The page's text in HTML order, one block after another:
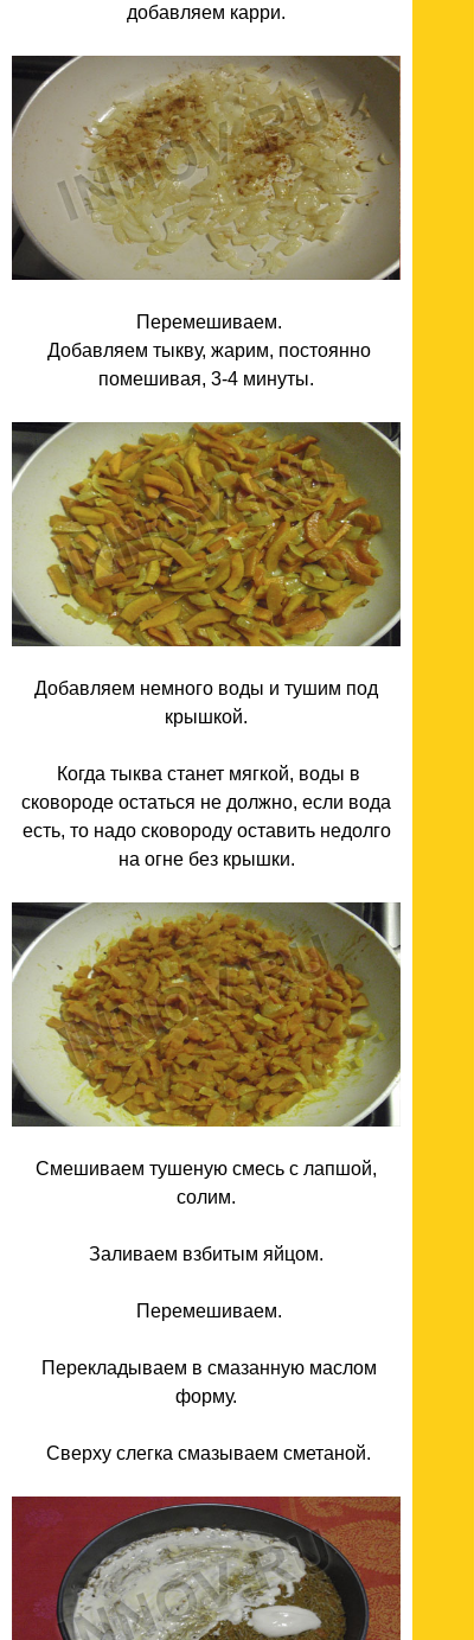
добавляем карри.
Перемешиваем.
Добавляем тыкву, жарим, постоянно
помешивая, 3-4 минуты.
Добавляем немного воды и тушим под
крышкой.
Когда тыква станет мягкой, воды в
сковороде остаться не должно, если вода
есть, то надо сковороду оставить недолго
на огне без крышки.
Смешиваем тушеную смесь с лапшой,
солим.
Заливаем взбитым яйцом.
Перемешиваем.
Перекладываем в смазанную маслом
форму.
Сверху слегка смазываем сметаной.